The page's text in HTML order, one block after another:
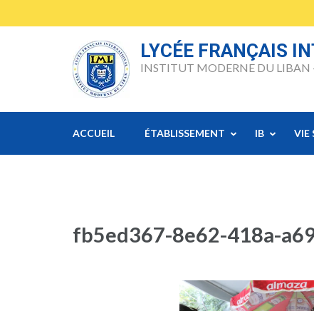
to
LYCÉE FRANÇAIS
INSTITUT MODERNE DU LIBAN
ACCUEIL ÉTABLISSEMENT IB VIE
fb5ed367-8e62-418a-